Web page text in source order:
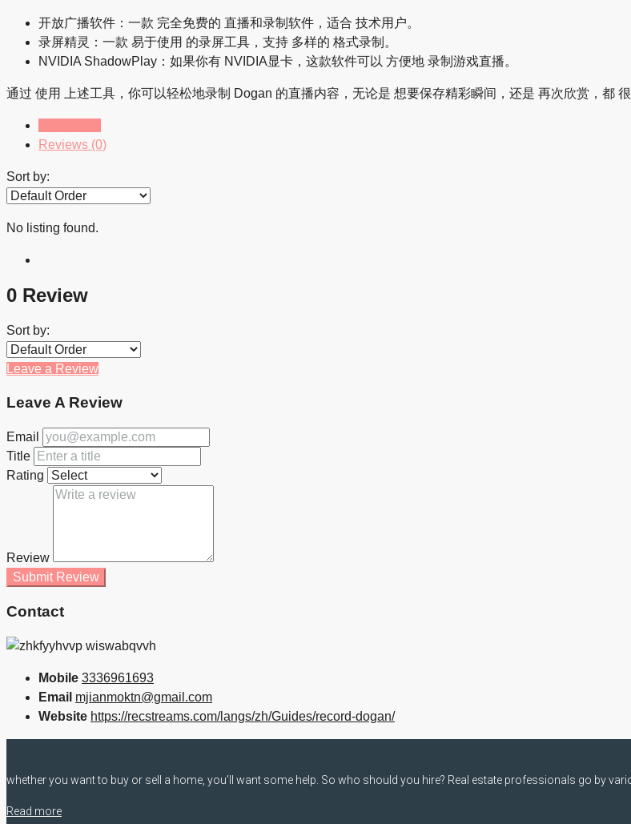
开放广播软件：一款 完全免费的 直播和录制软件，适合 技术用户。
录屏精灵：一款 易于使用 的录屏工具，支持 多样的 格式录制。
NVIDIA ShadowPlay：如果你有 NVIDIA显卡，这款软件可以 方便地 录制游戏直播。
通过 使用 上述工具，你可以轻松地录制 Dogan 的直播内容，无论是 想要保存精彩瞬间，还是 再次欣赏，都
Reviews (0)
Sort by:
No listing found.
0 Review
Sort by:
Leave a Review
Leave A Review
Email
Title
Rating
Review
Submit Review
Contact
Mobile 3336961693
Email mjianmoktn@gmail.com
Website https://recstreams.com/langs/zh/Guides/record-dogan/
whether you want to buy or sell a home, you’ll want some help. So who should you hire? Real estate professionals go by
Read more